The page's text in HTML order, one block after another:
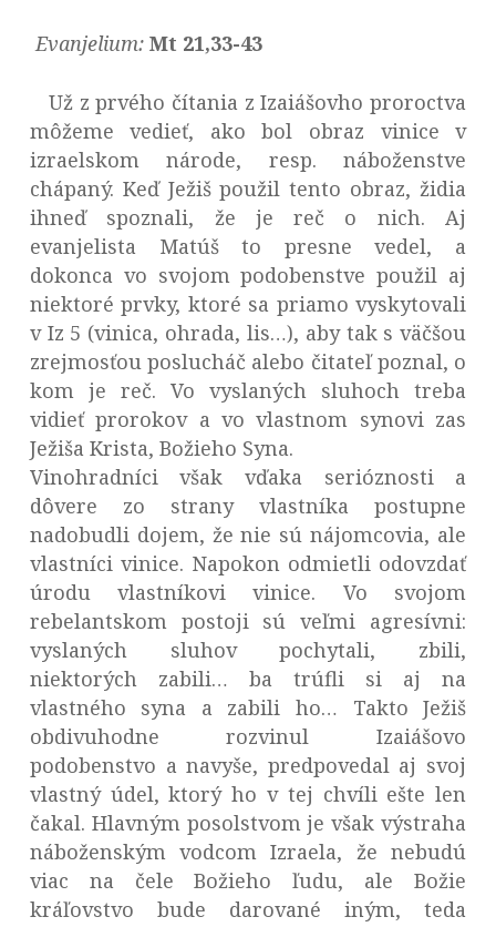
Evanjelium:Mt 21,33-43
Už z prvého čítania z Izaiášovho proroctva
môžeme vedieť, ako bol obraz vinice v
izraelskom národe, resp. náboženstve
chápaný. Keď Ježiš použil tento obraz, židia
ihneď spoznali, že je reč o nich. Aj
evanjelista Matúš to presne vedel, a
dokonca vo svojom podobenstve použil aj
niektoré prvky, ktoré sa priamo vyskytovali
v Iz 5 (vinica, ohrada, lis…), aby tak s väčšou
zrejmosťou poslucháč alebo čitateľ poznal, o
kom je reč. Vo vyslaných sluhoch treba
vidieť prorokov a vo vlastnom synovi zas
Ježiša Krista, Božieho Syna.
Vinohradníci však vďaka serióznosti a
dôvere zo strany vlastníka postupne
nadobudli dojem, že nie sú nájomcovia, ale
vlastníci vinice. Napokon odmietli odovzdať
úrodu vlastníkovi vinice. Vo svojom
rebelantskom postoji sú veľmi agresívni:
vyslaných sluhov pochytali, zbili,
niektorých zabili… ba trúfli si aj na
vlastného syna a zabili ho… Takto Ježiš
obdivuhodne rozvinul Izaiášovo
podobenstvo a navyše, predpovedal aj svoj
vlastný údel, ktorý ho v tej chvíli ešte len
čakal. Hlavným posolstvom je však výstraha
náboženským vodcom Izraela, že nebudú
viac na čele Božieho ľudu, ale Božie
kráľovstvo bude darované iným, teda